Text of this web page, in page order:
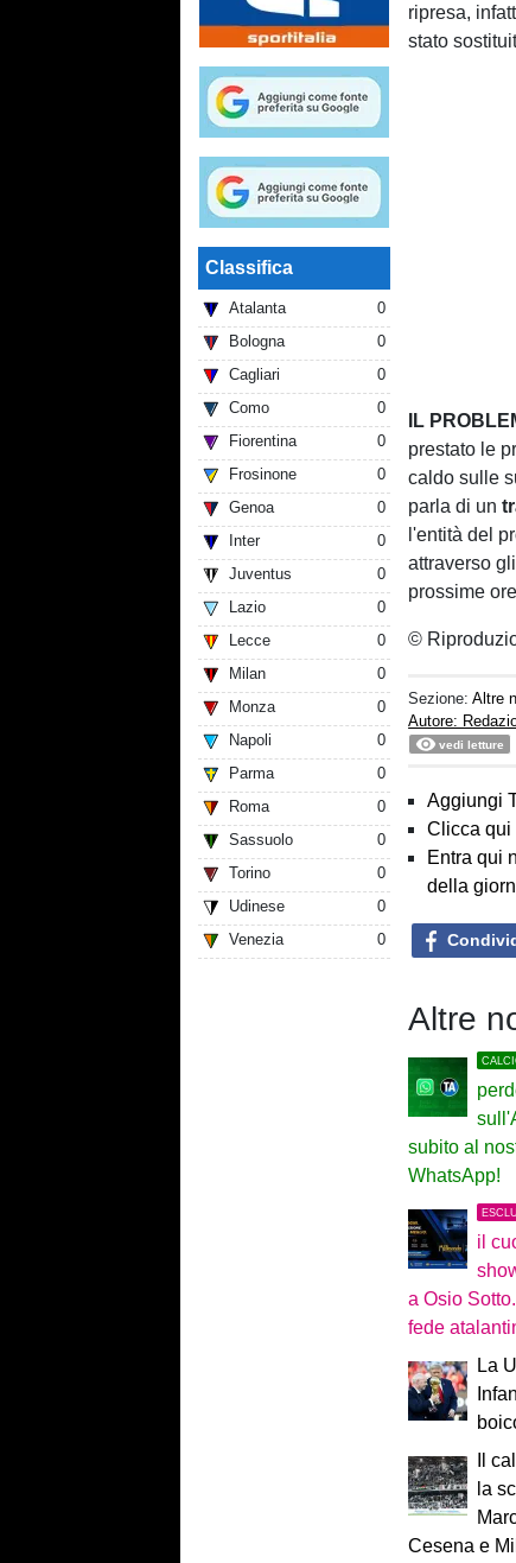
Classifica
Atalanta
0
Bologna
0
Cagliari
0
Como
0
Fiorentina
0
Frosinone
0
Genoa
0
Inter
0
Juventus
0
Lazio
0
Lecce
0
Milan
0
Monza
0
Napoli
0
Parma
0
Roma
0
Sassuolo
0
Torino
0
Udinese
0
Venezia
0
ripresa,
stato
IL
prestato le
caldo sulle
parla di un
l'entità del
attraverso
prossime
©
Sezione:Altre
Autore:
vedi letture
Aggiungi
Clicca qui
Entra qui
della
Altre
subito al
WhatsApp!
il
a Osio
fede
La
Il
la
Cesena e